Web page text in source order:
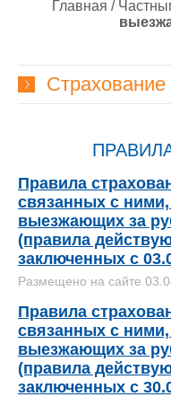
Главная /
Правила
связанных с
выезжающих за
(правила
заключенных с
Размещено на сайте
Правила
связанных с
выезжающих за
(правила
заключенных с